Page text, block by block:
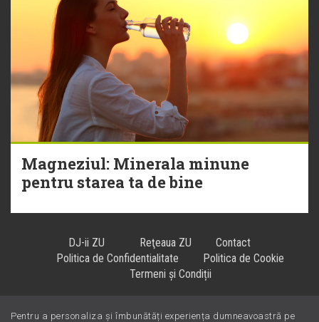
Magneziul: Minerala minune
pentru starea ta de bine
DJ-ii ZU Reţeaua ZU
Contact
Politica de Confidentialitate
Politica de Cookie
Termeni și Condiții
Pentru a personaliza și îmbunătăți experiența dumneavoastră pe